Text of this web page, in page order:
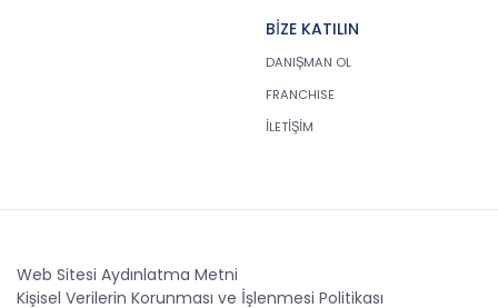
BİZE KATILIN
DANIŞMAN OL
FRANCHISE
İLETİŞİM
Web Sitesi Aydınlatma Metni
Kişisel Verilerin Korunması ve İşlenmesi Politikası